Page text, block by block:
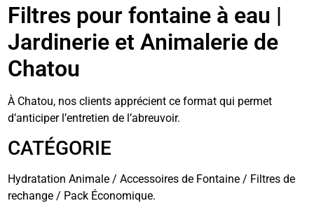
Filtres pour fontaine à eau |
Jardinerie et Animalerie de
Chatou
À Chatou, nos clients apprécient ce format qui permet
d’anticiper l’entretien de l’abreuvoir.
CATÉGORIE
Hydratation Animale / Accessoires de Fontaine / Filtres de
rechange / Pack Économique.